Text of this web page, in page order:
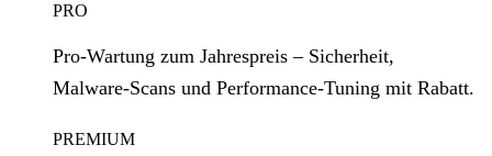
PRO
Pro‑Wartung zum Jahrespreis – Sicherheit,
Malware‑Scans und Performance‑Tuning mit Rabatt.
PREMIUM